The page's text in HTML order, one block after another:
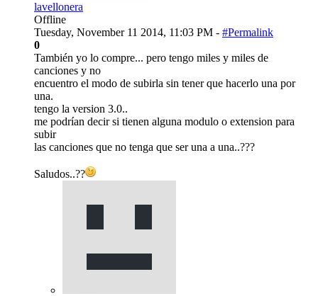
lavellonera
Offline
Tuesday, November 11 2014, 11:03 PM - #Permalink
0
También yo lo compre... pero tengo miles y miles de
canciones y no
encuentro el modo de subirla sin tener que hacerlo una por
una.
tengo la version 3.0..
me podrían decir si tienen alguna modulo o extension para
subir
las canciones que no tenga que ser una a una..???
Saludos..??